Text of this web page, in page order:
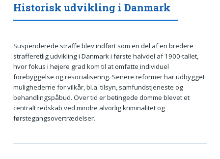
Historisk udvikling i Danmark
Suspenderede straffe blev indført som en del af en bredere
strafferetlig udvikling i Danmark i første halvdel af 1900-tallet,
hvor fokus i højere grad kom til at omfatte individuel
forebyggelse og resocialisering. Senere reformer har udbygget
mulighederne for vilkår, bl.a. tilsyn, samfundstjeneste og
behandlingspåbud. Over tid er betingede domme blevet et
centralt redskab ved mindre alvorlig kriminalitet og
førstegangsovertrædelser.